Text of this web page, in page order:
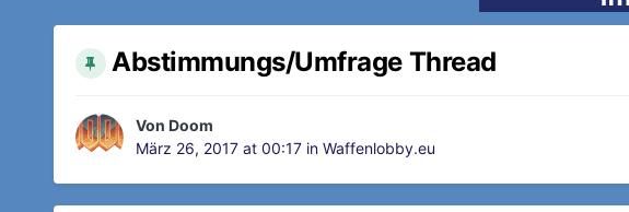
Abstimmungs/Umfrage Thread
Von Doom
März 26, 2017 at 00:17in Waffenlobby.eu